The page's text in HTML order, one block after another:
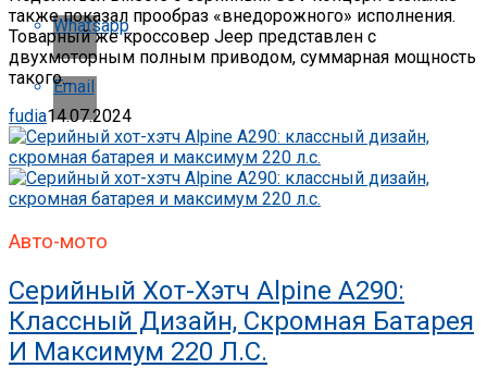
Whatsapp
Email
также показал прообраз «внедорожного» исполнения.
Товарный же кроссовер Jeep представлен с
двухмоторным полным приводом, суммарная мощность
такого...
fudia14.07.2024
Авто-мото
Серийный Хот-Хэтч Alpine A290:
Классный Дизайн, Скромная Батарея
И Максимум 220 Л.с.